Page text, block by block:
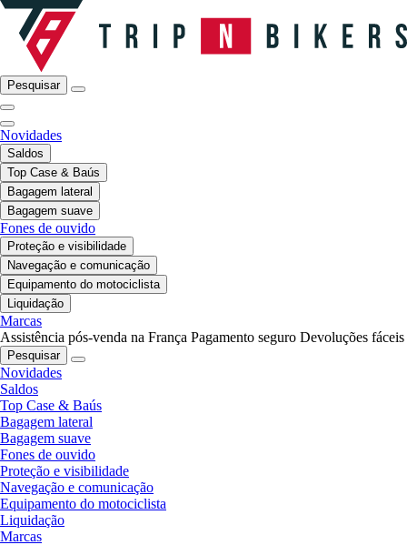
Pesquisar
Novidades
Saldos
Top Case & Baús
Bagagem lateral
Bagagem suave
Fones de ouvido
Proteção e visibilidade
Navegação e comunicação
Equipamento do motociclista
Liquidação
Marcas
Assistência pós-venda na França Pagamento seguro Devoluções fáceis
Pesquisar
Novidades
Saldos
Top Case & Baús
Bagagem lateral
Bagagem suave
Fones de ouvido
Proteção e visibilidade
Navegação e comunicação
Equipamento do motociclista
Liquidação
Marcas